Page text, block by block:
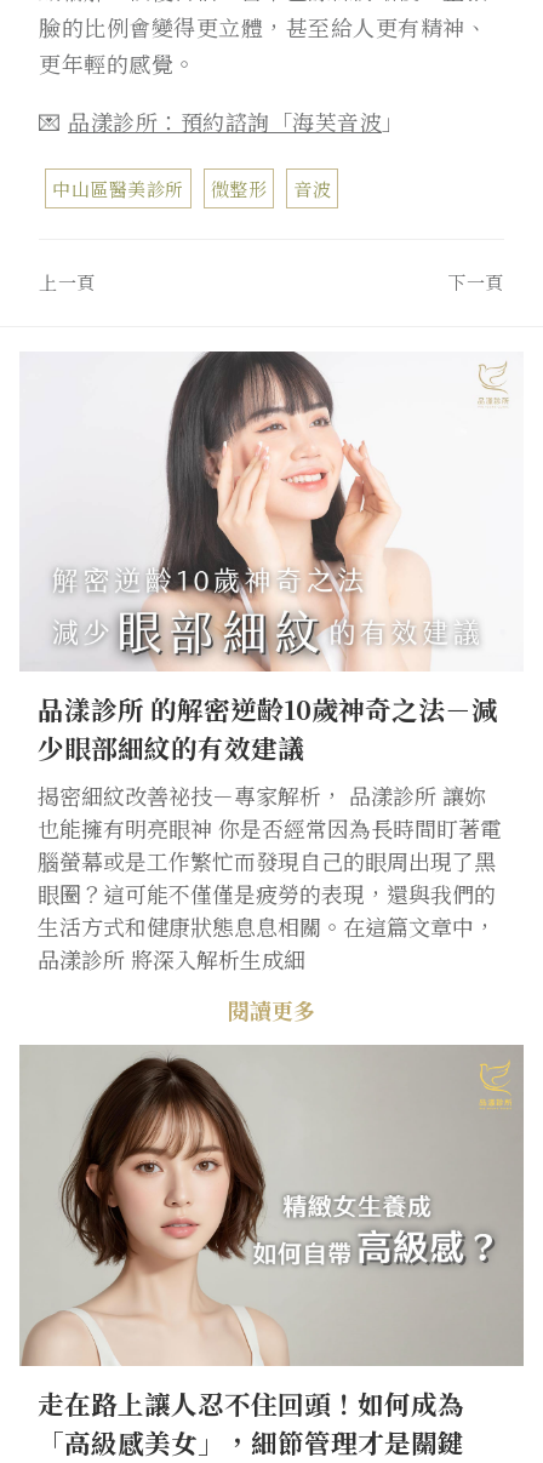
臉的比例會變得更立體，甚至給人更有精神、
更年輕的感覺。
💌 品漾診所：預約諮詢「海芙音波 」
中山區醫美診所 微整形 音波
上一頁 下一頁
品漾診所 的解密逆齡10歲神奇之法－減
少眼部細紋的有效建議
揭密細紋改善祕技－專家解析， 品漾診所 讓妳
也能擁有明亮眼神 你是否經常因為長時間盯著電
腦螢幕或是工作繁忙而發現自己的眼周出現了黑
眼圈？這可能不僅僅是疲勞的表現，還與我們的
生活方式和健康狀態息息相關。在這篇文章中，
品漾診所 將深入解析生成細
閱讀更多
走在路上讓人忍不住回頭！如何成為
「高級感美女」，細節管理才是關鍵